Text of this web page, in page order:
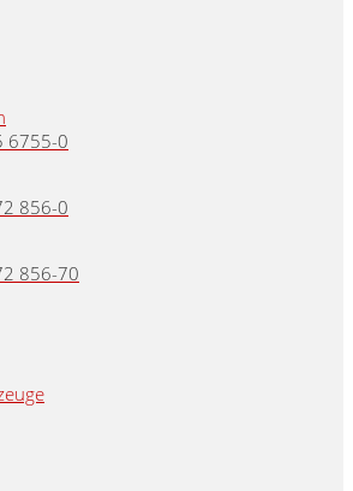
6755-0
856-0
856-70